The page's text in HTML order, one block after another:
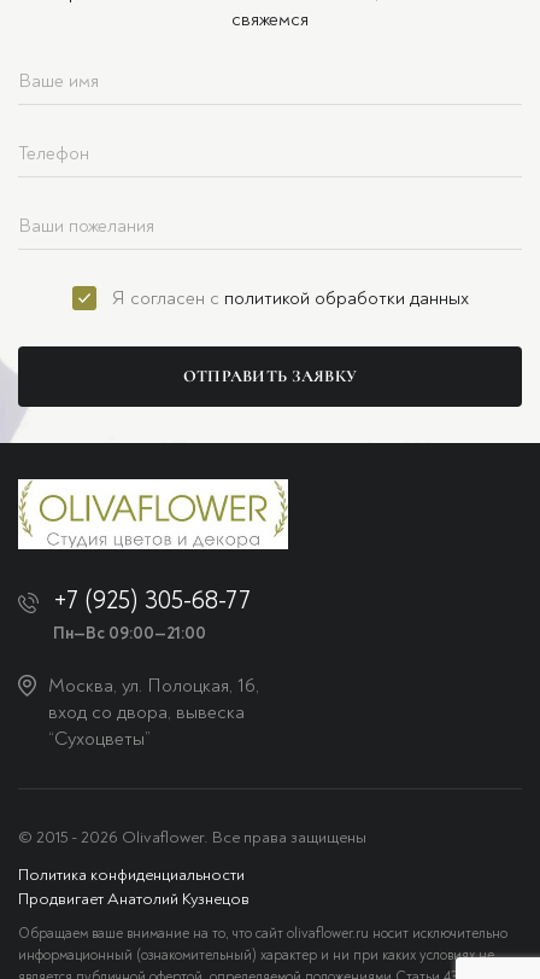
свяжемся
Я согласен с политикой обработки данных
ОТПРАВИТЬ ЗАЯВКУ
+7 (925) 305-68-77
Пн—Вс 09:00—21:00
Москва, ул. Полоцкая, 16,
вход со двора, вывеска
“Сухоцветы”
© 2015 - 2026 Olivaflower. Все права защищены
Политика конфиденциальности
Продвигает Анатолий Кузнецов
Обращаем ваше внимание на то, что сайт olivaflower.ru носит исключительно
информационный (ознакомительный) характер и ни при каких условиях не